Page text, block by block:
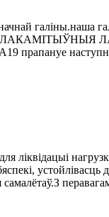
галіны.наша
прапануе
ліквідацыі
устойлівасць